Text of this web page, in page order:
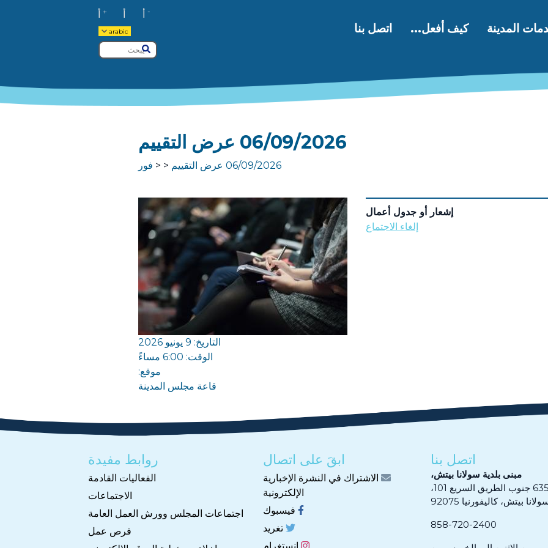
المدينة كيف أفعل... اتصل بنا
- أ أ + أ
arabic
يبحث يُقدِّم
06/09/2026 عرض التقييم
فور 06/09/2026 عرض التقييم
التاريخ: 9 يونيو 2026
الوقت: 6:00 مساءً
موقع:
قاعة مجلس المدينة
إشعار أو جدول أعمال
إلغاء الاجتماع
اتصل بنا
مبنى بلدية سولانا بيتش،
635 جنوب الطريق السريع 101،
بيتش، كاليفورنيا 92075
858-720-2400
ابقَ على اتصال
الاشتراك في النشرة الإخبارية
الإلكترونية
فيسبوك
تغريد
روابط مفيدة
الفعاليات القادمة
الاجتماعات
اجتماعات المجلس وورش العمل العامة
فرص عمل